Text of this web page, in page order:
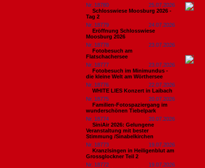
Nr. 18780
25.07.2026
Schlosswiese Moosburg 2026 -
Tag 2
Nr. 18779
24.07.2026
Eröffnung Schlosswiese
Moosburg 2026
Nr. 18778
23.07.2026
Fotobesuch am
Flatschachersee
Nr. 18777
23.07.2026
Fotobesuch im Minimundus -
die kleine Welt am Wörthersee
Nr. 18776
22.07.2026
WHITE LIES Konzert in Laibach
Nr. 18775
20.07.2026
Familien-Fotospaziergang im
wunderschönen Tiebelpark
Nr. 18774
20.07.2026
SiniAir 2026: Gelungene
Veranstaltung mit bester
Stimmung /Sinabelkirchen
Nr. 18773
19.07.2026
Kranzlsingen in Heiligenblut am
Grossglockner Teil 2
Nr. 18772
19.07.2026